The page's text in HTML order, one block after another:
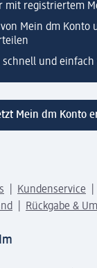
mit registriertem
Mein dm Konto
schnell und einfach
Mein dm Konto
Kundenservice
Rückgabe &